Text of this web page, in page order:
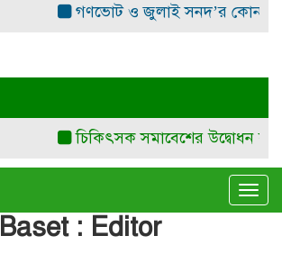
গণভোট ও জুলাই সনদ’র কোন
চিকিৎসক সমাবেশের উদ্বোধন
Baset : Editor